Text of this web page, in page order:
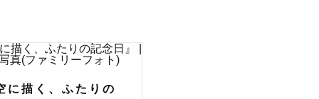
影してい
に描く、ふたりの